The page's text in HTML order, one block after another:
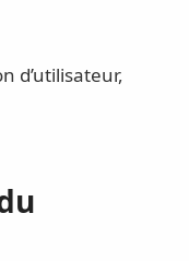
d’utilisateur,